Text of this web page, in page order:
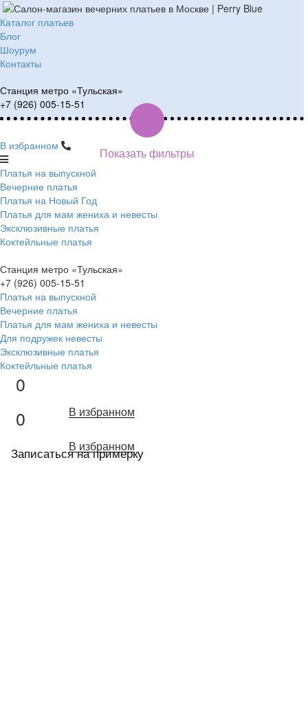
Каталог платьев
Блог
Шоурум
Контакты
Станция метро «Тульская»
+7 (926) 005-15-51
В избранном
Платья на выпускной
Вечерние платья
Платья на Новый Год
Платья для мам жениха и невесты
Эксклюзивные платья
Коктейльные платья
Станция метро «Тульская»
+7 (926) 005-15-51
Платья на выпускной
Вечерние платья
Платья для мам жениха и невесты
Для подружек невесты
Эксклюзивные платья
Коктейльные платья
0
В избранном
0
В избранном
Записаться на примерку
Показать фильтры